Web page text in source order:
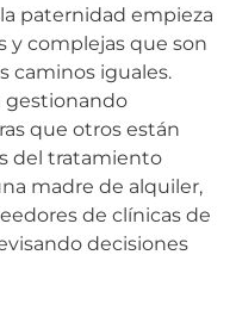
paternidad empieza
y complejas que son
caminos iguales.
gestionando
que otros están
del tratamiento
madre de alquiler,
de clínicas de
decisiones